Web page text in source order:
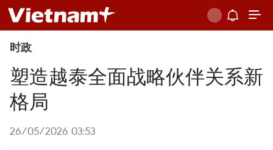
时政
塑造越泰全面战略伙伴关系新
格局
26/05/2026 03:53